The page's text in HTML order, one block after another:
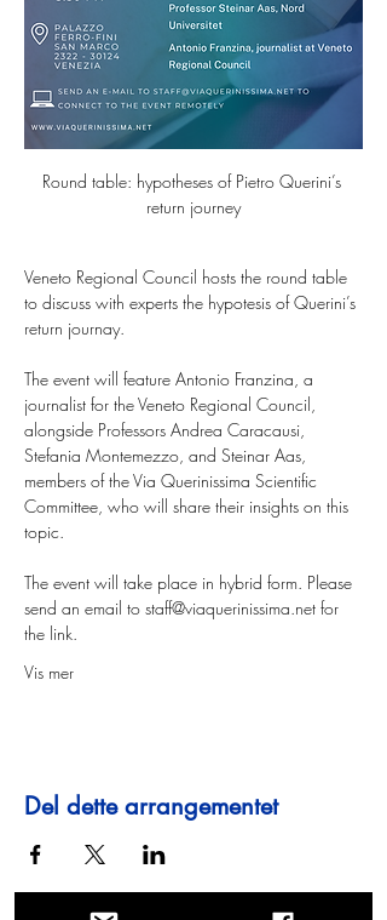
Round table: hypotheses of Pietro Querini’s
return journey
Veneto Regional Council hosts the round table
to discuss with experts the hypotesis of Querini’s
return journay.
The event will feature Antonio Franzina, a
journalist for the Veneto Regional Council,
alongside Professors Andrea Caracausi,
Stefania Montemezzo, and Steinar Aas,
members of the Via Querinissima Scientific
Committee, who will share their insights on this
topic.
The event will take place in hybrid form. Please
send an email to staff@viaquerinissima.net for
the link.
Vis mer
Del dette arrangementet